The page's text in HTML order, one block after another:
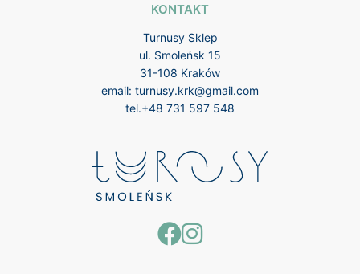
KONTAKT
Turnusy Sklep
ul. Smoleńsk 15
31-108 Kraków
email: turnusy.krk@gmail.com
tel.+48 731 597 548